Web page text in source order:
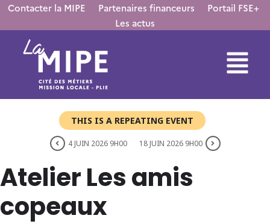
Contacter la MIPE Partenaires financeurs
Portail FSE+
Les actus
THIS IS A REPEATING EVENT
4 JUIN 2026 9H00 18 JUIN 2026 9H00
Atelier Les amis
copeaux